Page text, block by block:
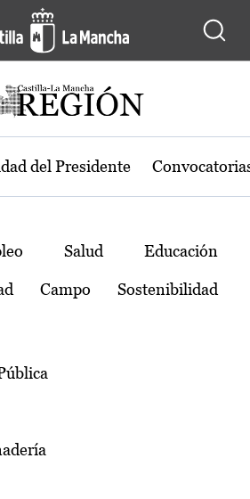
de Castilla-La
del Presidente
Salud Educación
Campo Sostenibilidad